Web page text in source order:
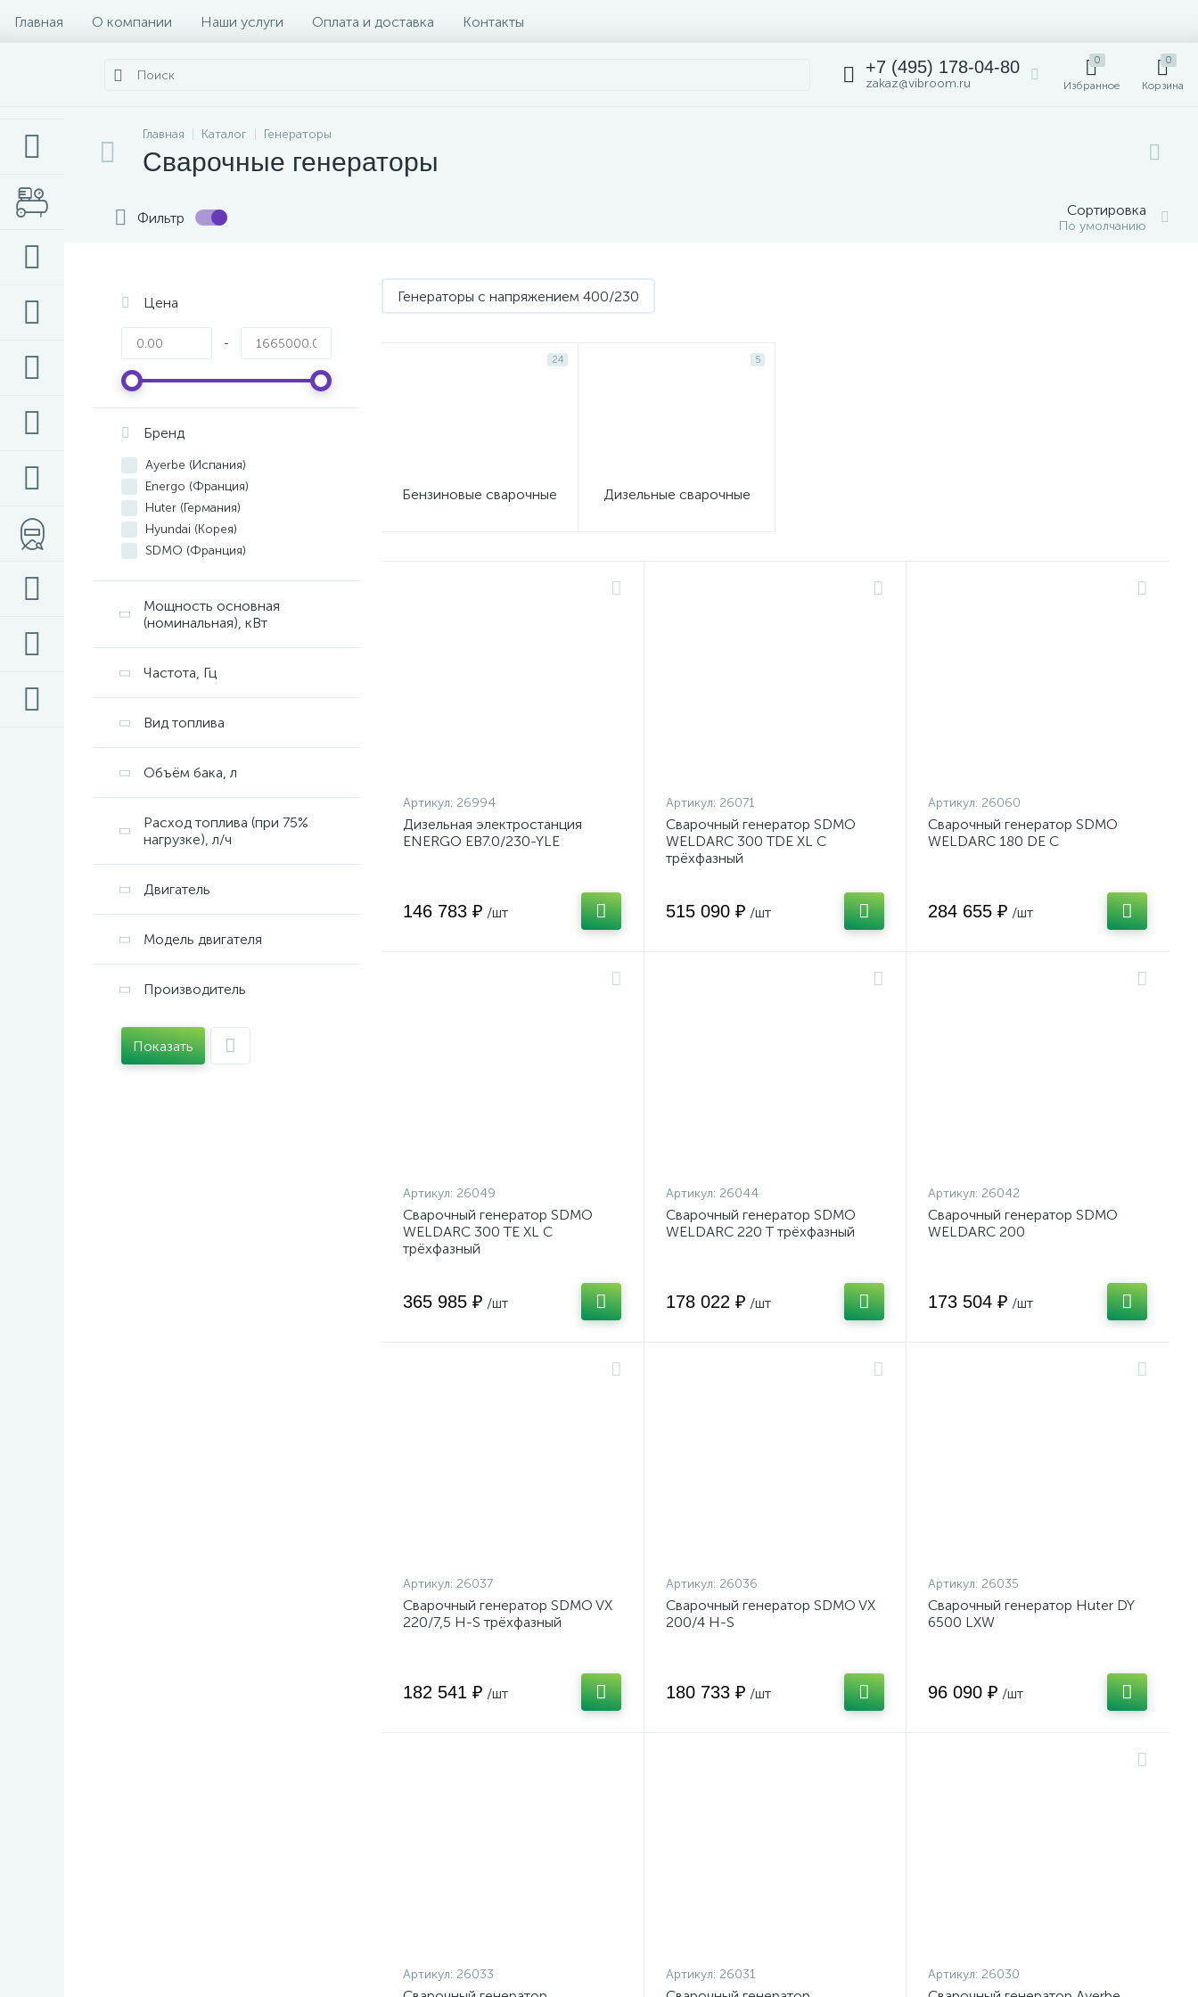
Главная О компании Наши услуги Оплата и доставка Контакты
+7 (495) 178-04-80
zakaz@vibroom.ru
0
Избранное
0
Корзина
Главная Каталог Генераторы
Сварочные генераторы
Фильтр Сортировка
По умолчанию
Цена
-
Бренд
Ayerbe (Испания)
Energo (Франция)
Huter (Германия)
Hyundai (Корея)
SDMO (Франция)
Мощность основная
(номинальная), кВт
Частота, Гц
Вид топлива
Объём бака, л
Расход топлива (при 75%
нагрузке), л/ч
Двигатель
Модель двигателя
Производитель
Показать
Генераторы с напряжением 400/230
24
Бензиновые сварочные
5
Дизельные сварочные
Артикул: 26994
Дизельная электростанция
ENERGO EB7.0/230-YLE
146 783 ₽ /шт
Артикул: 26071
Сварочный генератор SDMO
WELDARC 300 TDE XL C
трёхфазный
515 090 ₽ /шт
Артикул: 26060
Сварочный генератор SDMO
WELDARC 180 DE C
284 655 ₽ /шт
Артикул: 26049
Сварочный генератор SDMO
WELDARC 300 TE XL C
трёхфазный
365 985 ₽ /шт
Артикул: 26044
Сварочный генератор SDMO
WELDARC 220 T трёхфазный
178 022 ₽ /шт
Артикул: 26042
Сварочный генератор SDMO
WELDARC 200
173 504 ₽ /шт
Артикул: 26037
Сварочный генератор SDMO VX
220/7,5 H-S трёхфазный
182 541 ₽ /шт
Артикул: 26036
Сварочный генератор SDMO VX
200/4 H-S
180 733 ₽ /шт
Артикул: 26035
Сварочный генератор Huter DY
6500 LXW
96 090 ₽ /шт
Артикул: 26033 Артикул: 26031 Артикул: 26030